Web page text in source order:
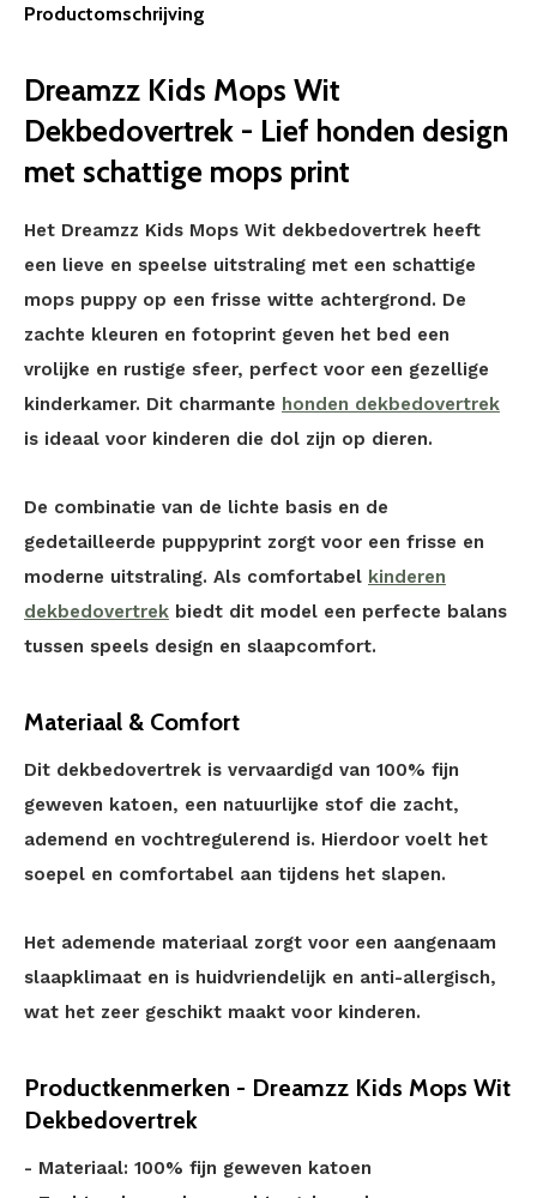
Productomschrijving
Dreamzz Kids Mops Wit
Dekbedovertrek - Lief honden design
met schattige mops print
Het Dreamzz Kids Mops Wit dekbedovertrek heeft
een lieve en speelse uitstraling met een schattige
mops puppy op een frisse witte achtergrond. De
zachte kleuren en fotoprint geven het bed een
vrolijke en rustige sfeer, perfect voor een gezellige
kinderkamer. Dit charmante honden dekbedovertrek
is ideaal voor kinderen die dol zijn op dieren.
De combinatie van de lichte basis en de
gedetailleerde puppyprint zorgt voor een frisse en
moderne uitstraling. Als comfortabel kinderen
dekbedovertrek biedt dit model een perfecte balans
tussen speels design en slaapcomfort.
Materiaal & Comfort
Dit dekbedovertrek is vervaardigd van 100% fijn
geweven katoen, een natuurlijke stof die zacht,
ademend en vochtregulerend is. Hierdoor voelt het
soepel en comfortabel aan tijdens het slapen.
Het ademende materiaal zorgt voor een aangenaam
slaapklimaat en is huidvriendelijk en anti-allergisch,
wat het zeer geschikt maakt voor kinderen.
Productkenmerken - Dreamzz Kids Mops Wit
Dekbedovertrek
- Materiaal: 100% fijn geweven katoen